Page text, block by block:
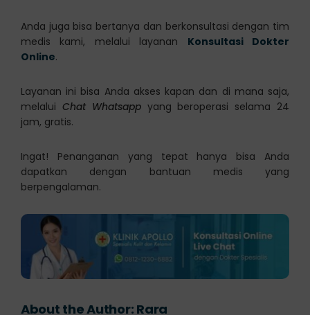
Anda juga bisa bertanya dan berkonsultasi dengan tim
medis kami, melalui layanan Konsultasi Dokter
Online.
Layanan ini bisa Anda akses kapan dan di mana saja,
melalui Chat Whatsappyang beroperasi selama 24
jam, gratis.
Ingat! Penanganan yang tepat hanya bisa Anda
dapatkan dengan bantuan medis yang
berpengalaman.
About the Author: Rara